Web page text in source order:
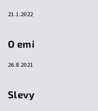
21.1.2022
O emi
26.8.2021
Slevy